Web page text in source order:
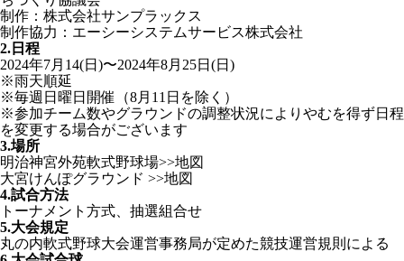
制作：株式会社サンプラックス
制作協力：エーシーシステムサービス株式会社
2.日程
2024年7月14(日)〜2024年8月25日(日)
※雨天順延
※毎週日曜日開催（8月11日を除く）
※参加チーム数やグラウンドの調整状況によりやむを得ず日程
を変更する場合がございます
3.場所
明治神宮外苑軟式野球場>>地図
大宮けんぽグラウンド >>地図
4.試合方法
トーナメント方式、抽選組合せ
5.大会規定
丸の内軟式野球大会運営事務局が定めた競技運営規則による